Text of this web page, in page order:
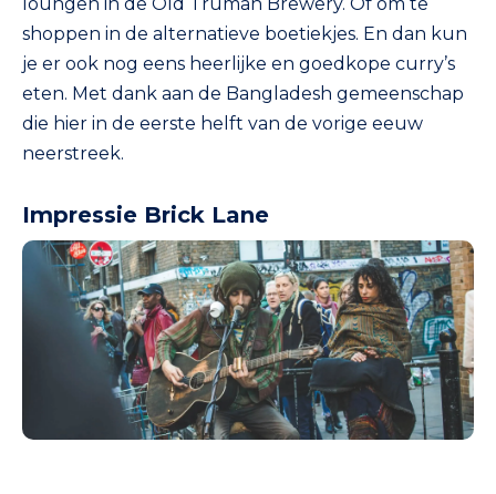
shoppen in de alternatieve boetiekjes. En dan kun
je er ook nog eens heerlijke en goedkope curry’s
eten. Met dank aan de Bangladesh gemeenschap
die hier in de eerste helft van de vorige eeuw
neerstreek.
Impressie Brick Lane